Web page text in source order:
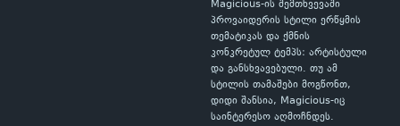
Magicious-ის შემთხვევაში
პროვაიდერის სტილი ერწყმის
თემატიკას და ქმნის
კონკრეტულ ტემპს: არტისტული
და განსხვავებული. თუ ამ
სტილის თამაშები მოგწონთ,
დიდი შანსია, Magicious-იც
საინტერესო აღმოჩნდეს.